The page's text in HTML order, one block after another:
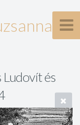
Ludovít és